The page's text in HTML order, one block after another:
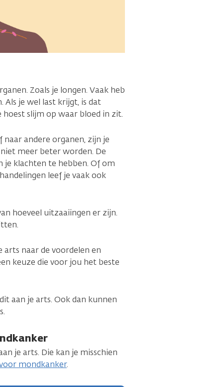
Zoals je longen. Vaak heb
Als je wel last krijgt, is dat
slijm op waar bloed in zit.
andere organen, zijn je
meer beter worden. De
je klachten te hebben. Of om
leef je vaak ook
hoeveel uitzaaiingen er zijn.
arts naar de voordelen en
keuze die voor jou het beste
aan je arts. Ook dan kunnen
je arts. Die kan je misschien
mondkanker.